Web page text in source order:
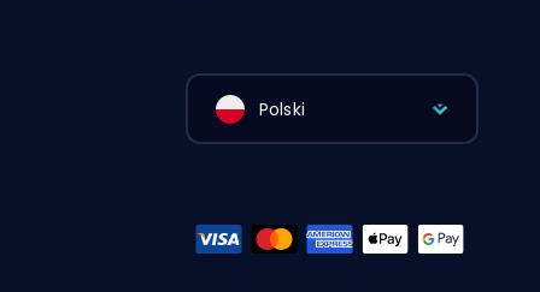
Polski